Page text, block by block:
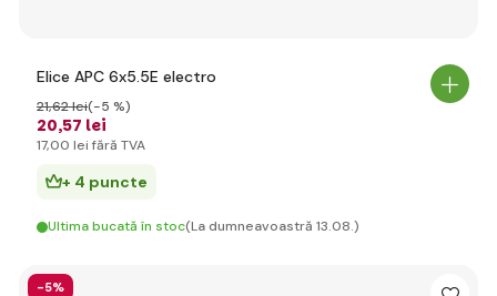
Elice APC 6x5.5E electro
20,57 lei
21,62 lei(-5 %)
17,00 lei fără TVA
+ 4 puncte
Ultima bucată în stoc(La dumneavoastră 13.08.)
-5%